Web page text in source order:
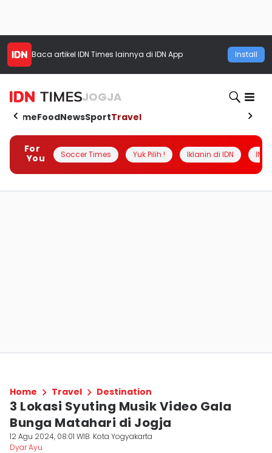
Baca artikel IDN Times lainnya di IDN App Install
JOGJA
HomeFoodNewsSportTravel
For
You
Soccer Times Yuk Pilih ! Iklanin di IDN
Home Travel Destination
3 Lokasi Syuting Musik Video Gala
Bunga Matahari di Jogja
12 Agu 2024, 08:01 WIB Kota Yogyakarta
Dyar Ayu